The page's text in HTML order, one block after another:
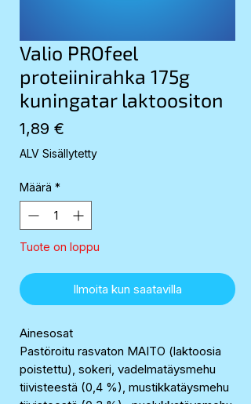
Valio PROfeel
proteiinirahka 175g
kuningatar laktoositon
1,89 €
ALV Sisällytetty
Määrä *
Tuote on loppu
Ilmoita kun saatavilla
Ainesosat
Pastöroitu rasvaton MAITO (laktoosia
poistettu), sokeri, vadelmatäysmehu
tiivisteestä (0,4 %), mustikkatäysmehu